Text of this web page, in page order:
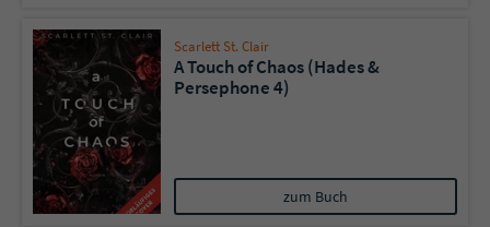
Scarlett St. Clair
A Touch of Chaos (Hades &
Persephone 4)
zum Buch
Laufzeit Session
Zweck
Dieses Cookie gewährleistet die
Kommunikation der Webseite mit dem
Benutzer. Es wird benötigt um z. B. den
Sicherheitscode des Kontaktformulars zu
überprüfen.